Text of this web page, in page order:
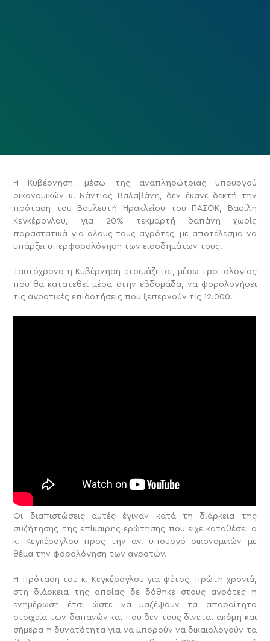
Η Κυβέρνηση, μέσω της αναπληρώτριας υπουργού
οικονομικών κ. Νάντιας Βαλαβάνη, δεν έκανε δεκτή την
πρόταση του Βουλευτή Ηρακλείου του ΠΑΣΟΚ, Βασίλη
Κεγκέρογλου, για 20% τεκμαρτή δαπάνη χωρίς
παραστατικά για όλους τους αγρότες, με αποτέλεσμα να
υπάρξει υπερφορολόγηση των εισοδημάτων τους.
Ταυτόχρονα η Κυβέρνηση ετοιμάζεται, μέσω τροπολογίας
που θα κατατεθεί μέσα στην εβδομάδα, να φορολογήσει
τις αγροτικές επιδοτήσεις που ξεπερνούν τις 12.000.
Οι διαπιστώσεις αυτές έγιναν κατά τη διάρκεια της
συζήτησης της επίκαιρης ερώτησης που είχε καταθέσει ο
κ. Κεγκέρογλου προς την αν. υπουργό οικονομικών με
θέμα την φορολόγηση των αγροτών.
Η πρόταση του κ. Κεγκέρογλου για φέτος, πρώτη χρονιά,
στη διάρκεια της οποίας δε δόθηκε στους αγρότες η
ενημέρωση έτσι ώστε να μαζέψουν τα απαραίτητα
στοιχεία των δαπανών και που δεν τους δίνεται ακόμη και
σήμερα η δυνατότητα για να μπορούν να δικαιολογούν τα